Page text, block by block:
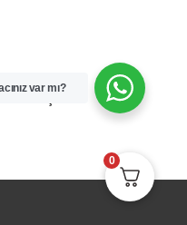
Koşulları
var mı?
0